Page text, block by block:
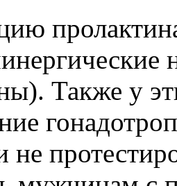
Также у
не